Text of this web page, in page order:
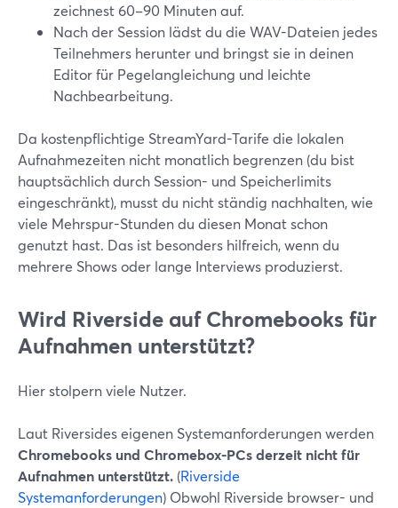
zeichnest 60–90 Minuten auf.
Nach der Session lädst du die WAV-Dateien jedes
Teilnehmers herunter und bringst sie in deinen
Editor für Pegelangleichung und leichte
Nachbearbeitung.
Da kostenpflichtige StreamYard-Tarife die lokalen
Aufnahmezeiten nicht monatlich begrenzen (du bist
hauptsächlich durch Session- und Speicherlimits
eingeschränkt), musst du nicht ständig nachhalten, wie
viele Mehrspur-Stunden du diesen Monat schon
genutzt hast. Das ist besonders hilfreich, wenn du
mehrere Shows oder lange Interviews produzierst.
Wird Riverside auf Chromebooks für
Aufnahmen unterstützt?
Hier stolpern viele Nutzer.
Laut Riversides eigenen Systemanforderungen werden
Chromebooks und Chromebox-PCs derzeit nicht für
Aufnahmen unterstützt. (Riverside
Systemanforderungen) Obwohl Riverside browser- und